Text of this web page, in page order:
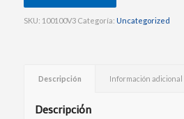
SKU: 100100V3 Categoría: Uncategorized
Descripción Información adicional
Descripción